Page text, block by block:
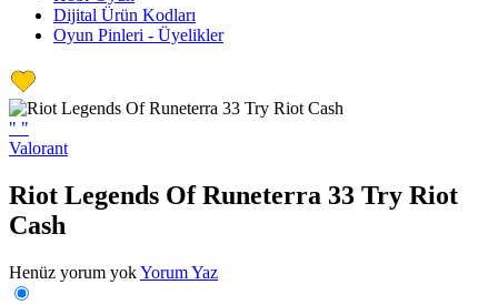
Dijital Ürün Kodları
Oyun Pinleri - Üyelikler
" "
Valorant
Riot Legends Of Runeterra 33 Try Riot
Cash
Henüz yorum yokYorum Yaz